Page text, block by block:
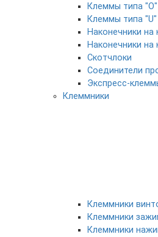
Клеммы типа "O"
Клеммы типа "U"
Наконечники на
Наконечники
Скотчлоки
Соединители
Экспресс-
Клеммники
Клеммники
Клеммники
Клеммники